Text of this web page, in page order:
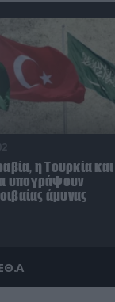
η Τουρκία και
υπογράψουν
άμυνας